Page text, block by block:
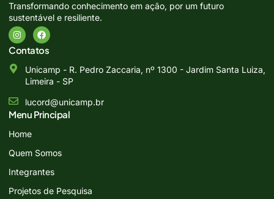
Transformando conhecimento em ação, por um futuro
sustentável e resiliente.
Menu Principal
Home
Quem Somos
Integrantes
Projetos de Pesquisa
Contatos
Unicamp - R. Pedro Zaccaria, nº 1300 - Jardim Santa Luiza,
Limeira - SP
lucord@unicamp.br